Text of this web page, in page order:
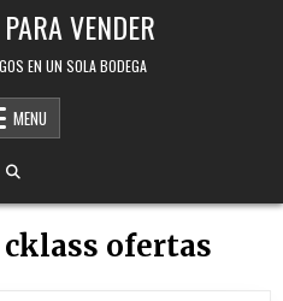
VENDER
EN UN SOLA BODEGA
MENU
cklass ofertas